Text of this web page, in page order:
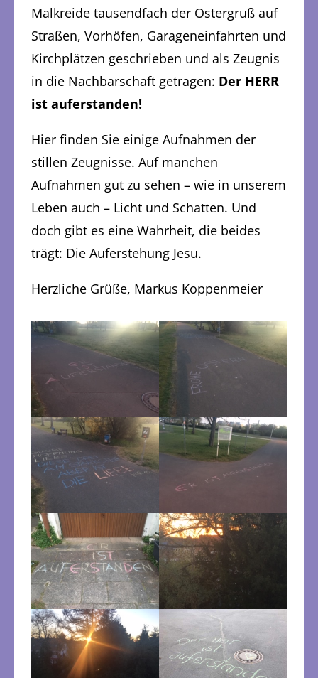
Malkreide tausendfach der Ostergruß auf
Straßen, Vorhöfen, Garageneinfahrten und
Kirchplätzen geschrieben und als Zeugnis
in die Nachbarschaft getragen: Der HERR
ist auferstanden!
Hier finden Sie einige Aufnahmen der
stillen Zeugnisse. Auf manchen
Aufnahmen gut zu sehen – wie in unserem
Leben auch – Licht und Schatten. Und
doch gibt es eine Wahrheit, die beides
trägt: Die Auferstehung Jesu.
Herzliche Grüße, Markus Koppenmeier